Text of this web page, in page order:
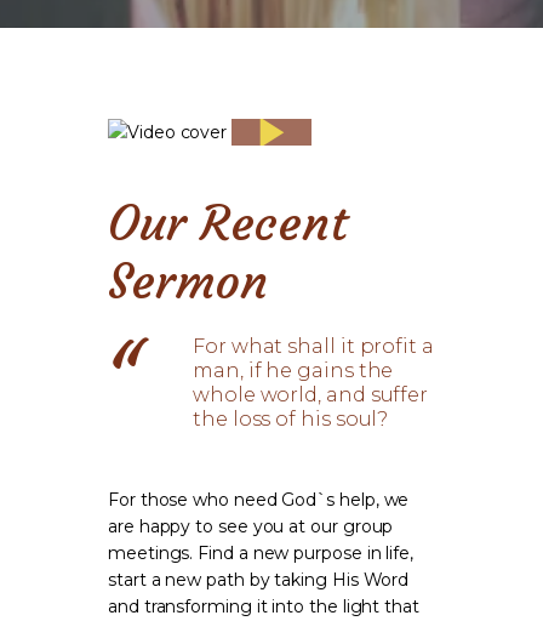
Our Recent
Sermon
For what shall it profit a
man, if he gains the
whole world, and suffer
the loss of his soul?
For those who need God`s help, we
are happy to see you at our group
meetings. Find a new purpose in life,
start a new path by taking His Word
and transforming it into the light that